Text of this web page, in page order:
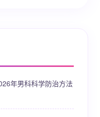
年男科科学防治方法